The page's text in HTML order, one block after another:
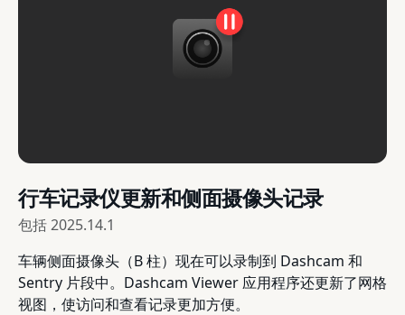
行车记录仪更新和侧面摄像头记录
包括2025.14.1
车辆侧面摄像头（B 柱）现在可以录制到 Dashcam 和
Sentry 片段中。Dashcam Viewer 应用程序还更新了网格
视图，使访问和查看记录更加方便。